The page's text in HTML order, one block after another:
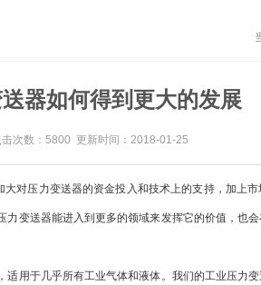
器如何得到更大的发展
击次数：5800 更新时间：2018-01-25
对压力变送器的资金投入和技术上的支持，加上
变送器能进入到更多的领域来发挥它的价值，也
于几乎所有工业气体和液体。我们的工业压力